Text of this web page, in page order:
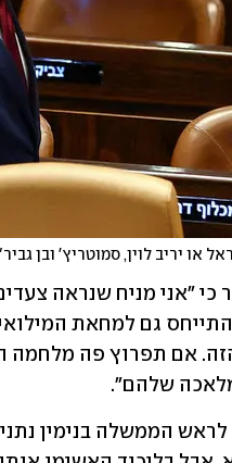
או יריב לוין, סמוטריץ' ובן
שלהם".